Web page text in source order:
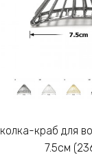
7.5см